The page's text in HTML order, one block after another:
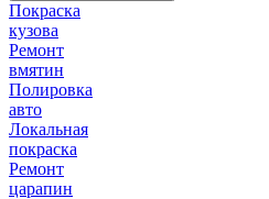
Покраска
кузова
Ремонт
вмятин
Полировка
авто
Локальная
покраска
Ремонт
царапин